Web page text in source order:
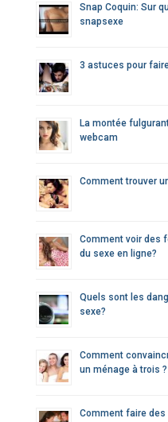
Snap Coquin: Sur
snapsexe
3 astuces pour
La montée
webcam
Comment trouver
Comment voir des
du sexe en ligne?
Quels sont les
sexe?
Comment
un ménage à trois ?
Comment faire